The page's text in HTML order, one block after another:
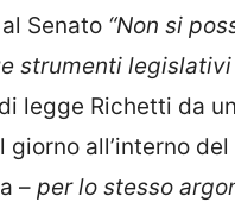
Senato “Non si
strumenti
legge Richetti da
giorno all’interno
– per lo stesso